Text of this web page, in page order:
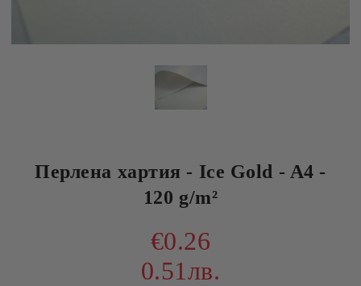
Перлена хартия - Ice Gold - A4 -
120 g/m²
€0.26
0.51лв.